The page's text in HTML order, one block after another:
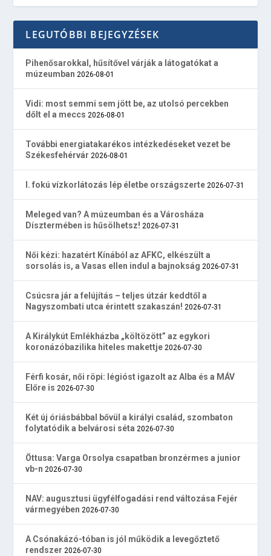
LEGUTÓBBI BEJEGYZÉSEK
Pihenősarokkal, hűsítővel várják a látogatókat a
múzeumban 2026-08-01
Vidi: most semmi sem jött be, az utolsó percekben
dőlt el a meccs 2026-08-01
További energiatakarékos intézkedéseket vezet be
Székesfehérvár 2026-08-01
I. fokú vízkorlátozás lép életbe országszerte 2026-07-31
Meleged van? A múzeumban és a Városháza
Dísztermében is hűsölhetsz! 2026-07-31
Női kézi: hazatért Kínából az AFKC, elkészült a
sorsolás is, a Vasas ellen indul a bajnokság 2026-07-31
Csúcsra jár a felújítás – teljes útzár keddtől a
Nagyszombati utca érintett szakaszán! 2026-07-31
A Királykút Emlékházba „költözött” az egykori
koronázóbazilika hiteles makettje 2026-07-30
Férfi kosár, női röpi: légióst igazolt az Alba és a MÁV
Előre is 2026-07-30
Két új óriásbábbal bővül a királyi család, szombaton
folytatódik a belvárosi séta 2026-07-30
Öttusa: Varga Orsolya csapatban bronzérmes a junior
vb-n 2026-07-30
NAV: augusztusi ügyfélfogadási rend változása Fejér
vármegyében 2026-07-30
A Csónakázó-tóban is jól működik a levegőztető
rendszer 2026-07-30